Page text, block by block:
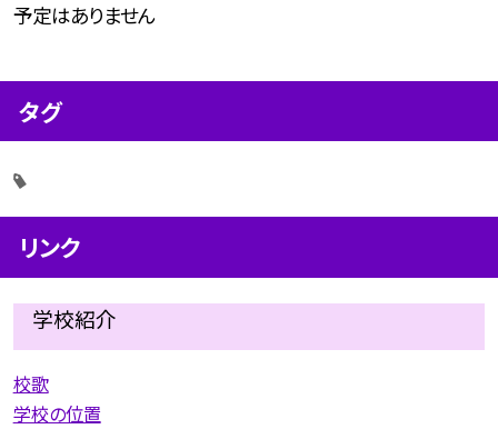
予定はありません
タグ
リンク
学校紹介
校歌
学校の位置